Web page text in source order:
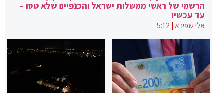
הרשמי של ראשי ממשלות ישראל והכנפיים שלא טסו –
עד עכשיו
אלי שפירא|
5:12